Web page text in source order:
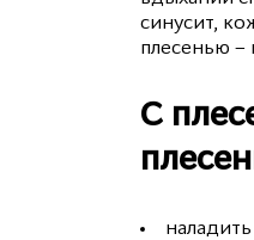
синусит,
плесенью
С